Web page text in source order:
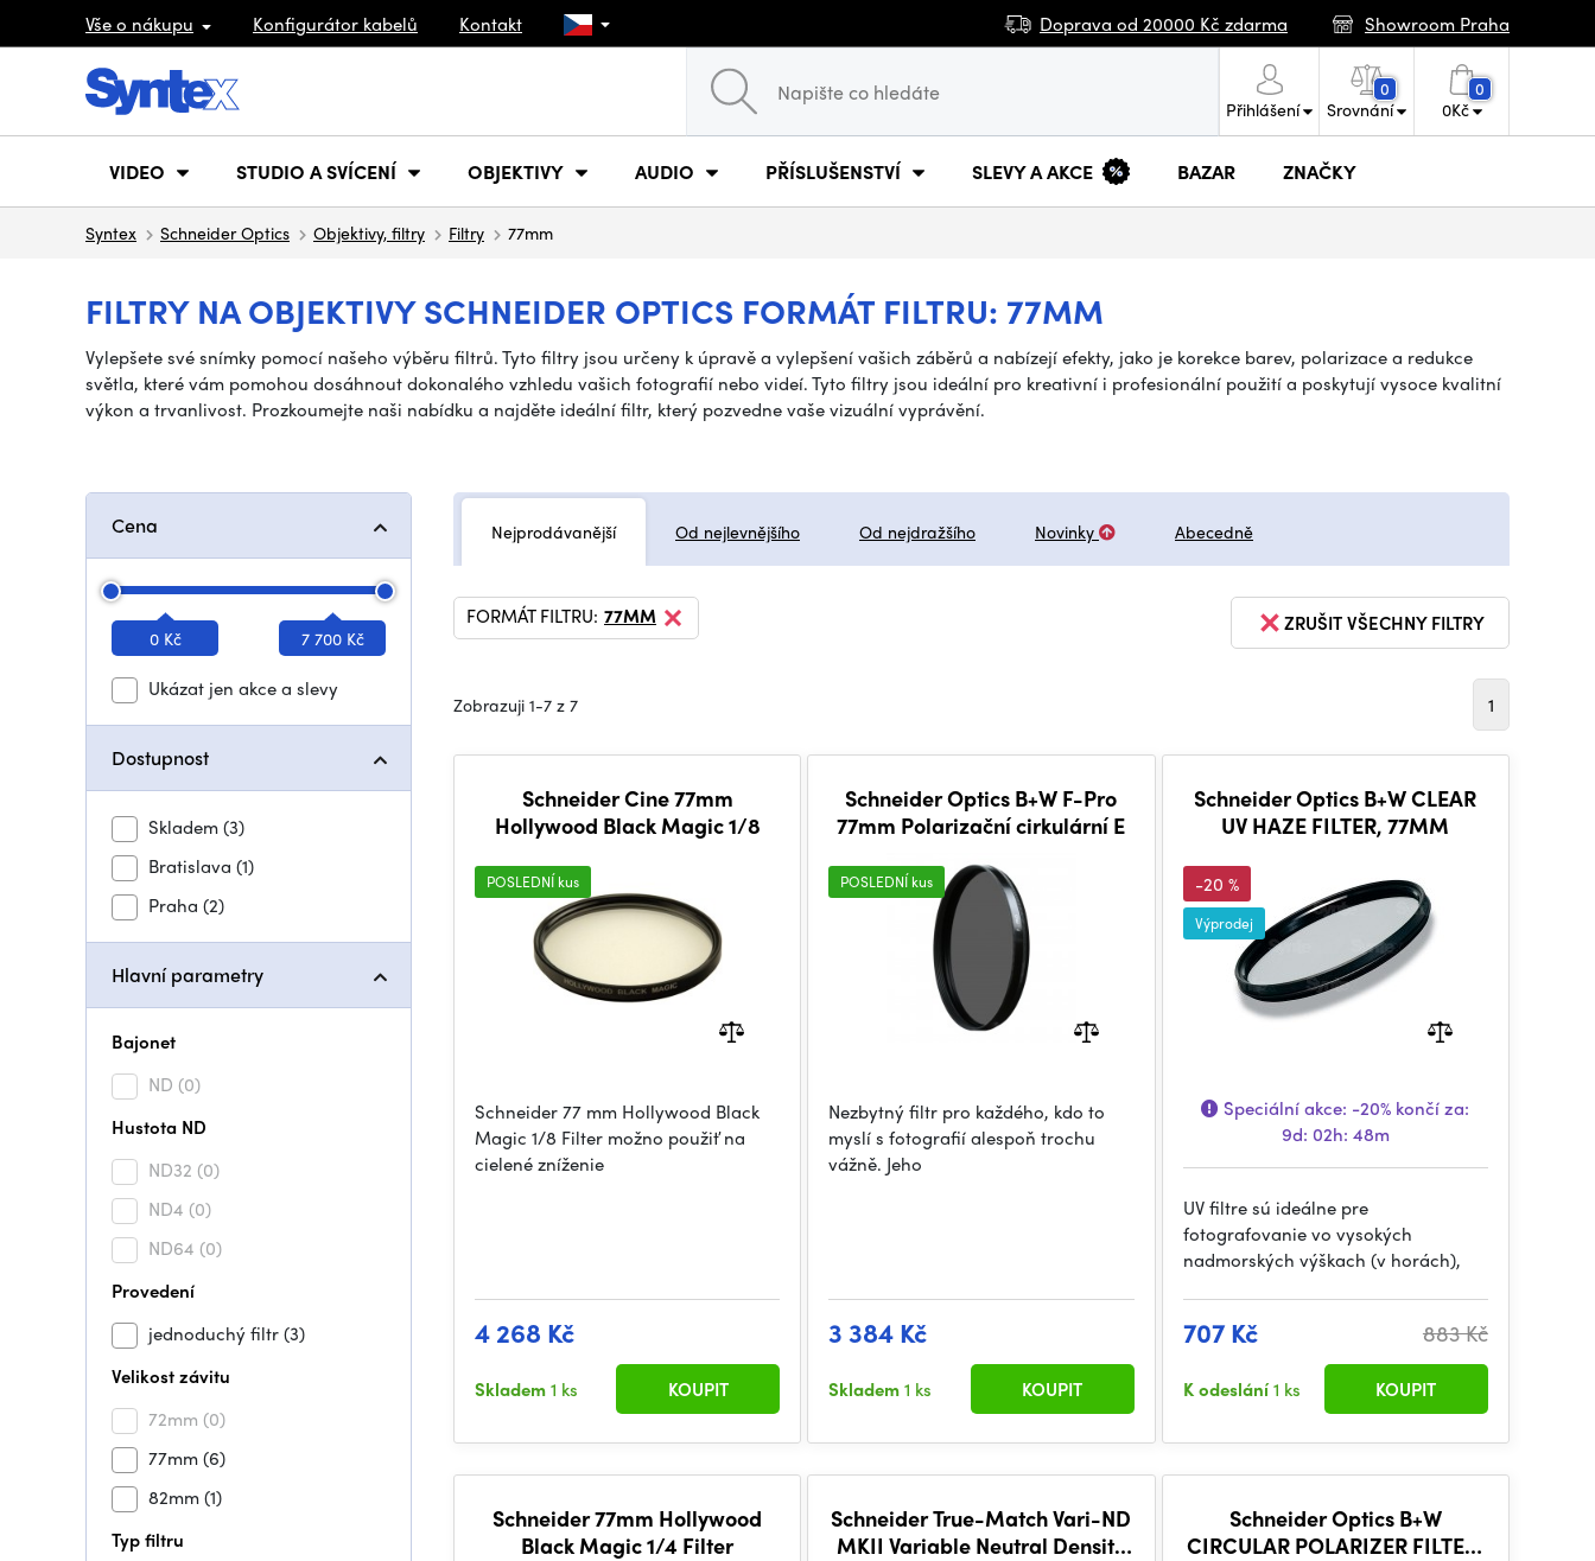
Vše o nákupu Konfigurátor kabelů Kontakt Doprava od 20000 Kč zdarma Showroom Praha
Přihlášení
0
Srovnání
0
0Kč
VIDEO STUDIO A SVÍCENÍ OBJEKTIVY AUDIO PŘÍSLUŠENSTVÍ SLEVY A AKCE BAZAR ZNAČKY
Syntex Schneider Optics Objektivy, filtry Filtry 77mm
FILTRY NA OBJEKTIVY SCHNEIDER OPTICS FORMÁT FILTRU: 77MM
Vylepšete své snímky pomocí našeho výběru filtrů. Tyto filtry jsou určeny k úpravě a vylepšení vašich záběrů a nabízejí efekty, jako je korekce barev, polarizace a redukce
světla, které vám pomohou dosáhnout dokonalého vzhledu vašich fotografií nebo videí. Tyto filtry jsou ideální pro kreativní i profesionální použití a poskytují vysoce kvalitní
výkon a trvanlivost. Prozkoumejte naši nabídku a najděte ideální filtr, který pozvedne vaše vizuální vyprávění.
Cena
0 Kč 7 700 Kč
Ukázat jen akce a slevy
Dostupnost
Skladem(3)
Bratislava (1)
Praha (2)
Hlavní parametry
Bajonet
ND (0)
Hustota ND
ND32 (0)
ND4 (0)
ND64 (0)
Provedení
jednoduchý filtr(3)
Velikost závitu
72mm (0)
77mm(6)
82mm(1)
Typ filtru
Nejprodávanější Od nejlevnějšího Od nejdražšího Novinky Abecedně
ZRUŠIT VŠECHNY FILTRY
FORMÁT FILTRU: 77MM
Zobrazuji 1-7 z 7 1
Schneider Cine 77mm
Hollywood Black Magic 1/8
POSLEDNÍ kus
Schneider 77 mm Hollywood Black
Magic 1/8 Filter možno použiť na
cielené zníženie
4 268 Kč
Skladem1 ks KOUPIT
Schneider Optics B+W F-Pro
77mm Polarizační cirkulární E
POSLEDNÍ kus
Nezbytný filtr pro každého, kdo to
myslí s fotografií alespoň trochu
vážně. Jeho
3 384 Kč
Skladem1 ks KOUPIT
Schneider Optics B+W CLEAR
UV HAZE FILTER, 77MM
-20 %
Výprodej
Speciální akce: -20% končí za:
9d: 02h: 48m
UV filtre sú ideálne pre
fotografovanie vo vysokých
nadmorských výškach (v horách),
707 Kč 883 Kč
K odeslání1 ks KOUPIT
Schneider 77mm Hollywood
Black Magic 1/4 Filter
Schneider True-Match Vari-ND
MKII Variable Neutral Density
Schneider Optics B+W
CIRCULAR POLARIZER FILTER,